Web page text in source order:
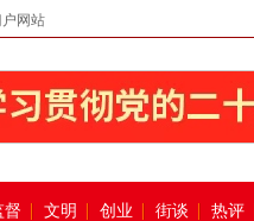
网站
督 文明 创业 街谈 热评